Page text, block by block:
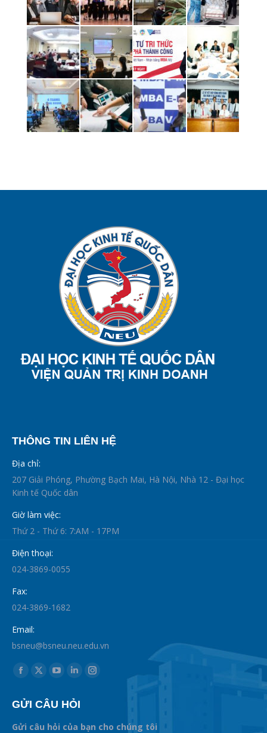
THÔNG TIN LIÊN HỆ
Địa chỉ:
207 Giải Phóng, Phường Bạch Mai, Hà Nội, Nhà 12 - Đại học
Kinh tế Quốc dân
Giờ làm việc:
Thứ 2 - Thứ 6: 7:AM - 17PM
Điện thoại:
024-3869-0055
Fax:
024-3869-1682
Email:
bsneu@bsneu.neu.edu.vn
Find us on:
GỬI CÂU HỎI
Gửi câu hỏi của bạn cho chúng tôi